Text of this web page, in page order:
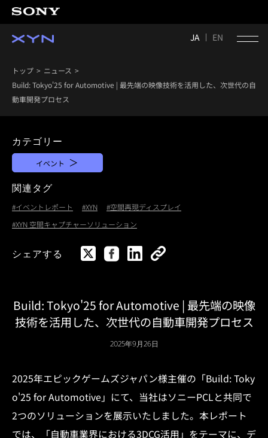
JA EN
トップ
ニュース
Build: Tokyo'25 for Automotive | 最先端の映像技術を活用した、次世代の自
動車開発プロセス
カテゴリー
イベント
関連タグ
#イベントレポート #XYN
#空間再現ディスプレイ
#XYN 空間キャプチャーソリューション
シェアする
Build: Tokyo'25 for Automotive | 最先端の映像
技術を活用した、次世代の自動車開発プロセス
2025年9月26日
2025年エピックゲームズジャパン様主催の「Build: Toky
o'25 for Automotive」にて、当社はソニーPCLと共同で
2つのソリューションを展示いたしました。本レポート
では、「自動車業界における3DCG活用」をテーマに、デ